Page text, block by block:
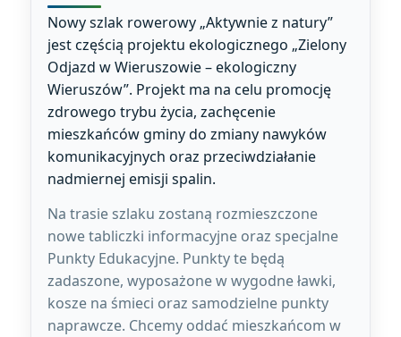
Nowy szlak rowerowy „Aktywnie z natury”
jest częścią projektu ekologicznego „Zielony
Odjazd w Wieruszowie – ekologiczny
Wieruszów”. Projekt ma na celu promocję
zdrowego trybu życia, zachęcenie
mieszkańców gminy do zmiany nawyków
komunikacyjnych oraz przeciwdziałanie
nadmiernej emisji spalin.
Na trasie szlaku zostaną rozmieszczone
nowe tabliczki informacyjne oraz specjalne
Punkty Edukacyjne. Punkty te będą
zadaszone, wyposażone w wygodne ławki,
kosze na śmieci oraz samodzielne punkty
naprawcze. Chcemy oddać mieszkańcom w